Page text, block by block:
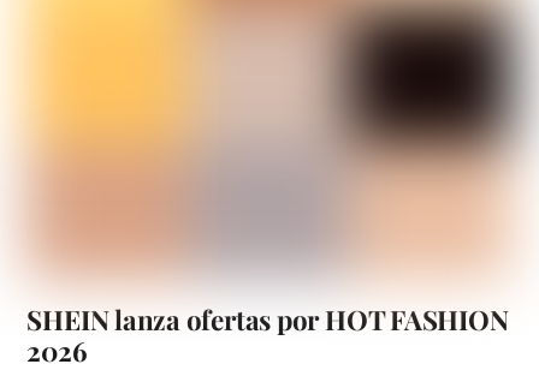
SHEIN lanza ofertas por HOT FASHION
2026